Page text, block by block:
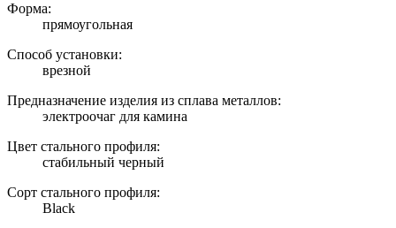
Форма:
прямоугольная
Способ установки:
врезной
Предназначение изделия из сплава металлов:
электроочаг для камина
Цвет стального профиля:
стабильный черный
Сорт стального профиля:
Black